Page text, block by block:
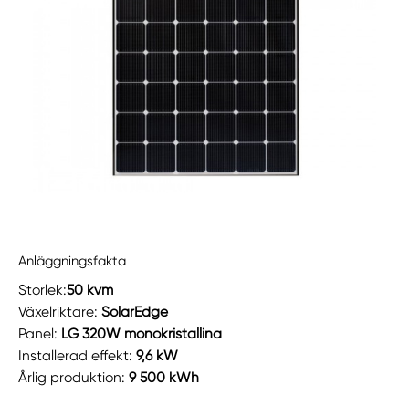
Anläggningsfakta
Storlek:50 kvm
Växelriktare:SolarEdge
Panel: LG 320W monokristallina
Installerad effekt:9,6 kW
Årlig produktion:9 500 kWh